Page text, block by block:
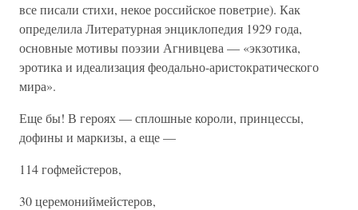
все писали стихи, некое российское поветрие). Как
определила Литературная энциклопедия 1929 года,
основные мотивы поэзии Агнивцева — «экзотика,
эротика и идеализация феодально-аристократического
мира».
Еще бы! В героях — сплошные короли, принцессы,
дофины и маркизы, а еще —
114 гофмейстеров,
30 церемониймейстеров,